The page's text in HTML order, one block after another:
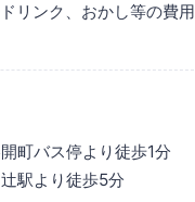
リンク、おかし等の費用
町バス停より徒歩1分
駅より徒歩5分